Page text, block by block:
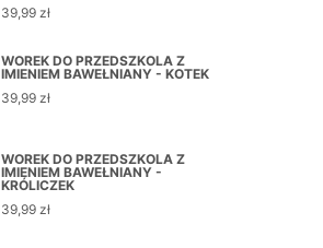
39,99 zł
WOREK DO PRZEDSZKOLA Z
IMIENIEM BAWEŁNIANY - KOTEK
39,99 zł
WOREK DO PRZEDSZKOLA Z
IMIENIEM BAWEŁNIANY -
KRÓLICZEK
39,99 zł